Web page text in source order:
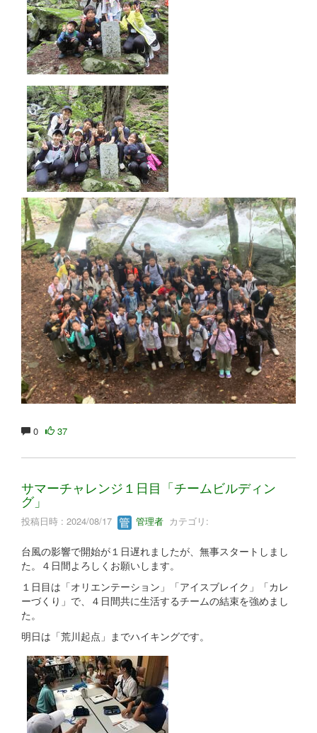
0 37
サマーチャレンジ１日目「チームビルディン
グ」
投稿日時 : 2024/08/17 管理者 カテゴリ:
台風の影響で開始が１日遅れましたが、無事スタートしまし
た。４日間よろしくお願いします。
１日目は「オリエンテーション」「アイスブレイク」「カレ
ーづくり」で、４日間共に生活するチームの結束を強めまし
た。
明日は「荒川起点」までハイキングです。